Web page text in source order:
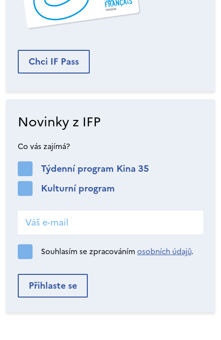
Chci IF Pass
Novinky z IFP
Co vás zajímá?
Týdenní program Kina 35
Kulturní program
Souhlasím se zpracováním osobních údajů.